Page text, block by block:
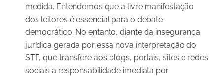
medida. Entendemos que a livre manifestação
dos leitores é essencial para o debate
democrático. No entanto, diante da insegurança
jurídica gerada por essa nova interpretação do
STF, que transfere aos blogs, portais, sites e redes
sociais a responsabilidade imediata por